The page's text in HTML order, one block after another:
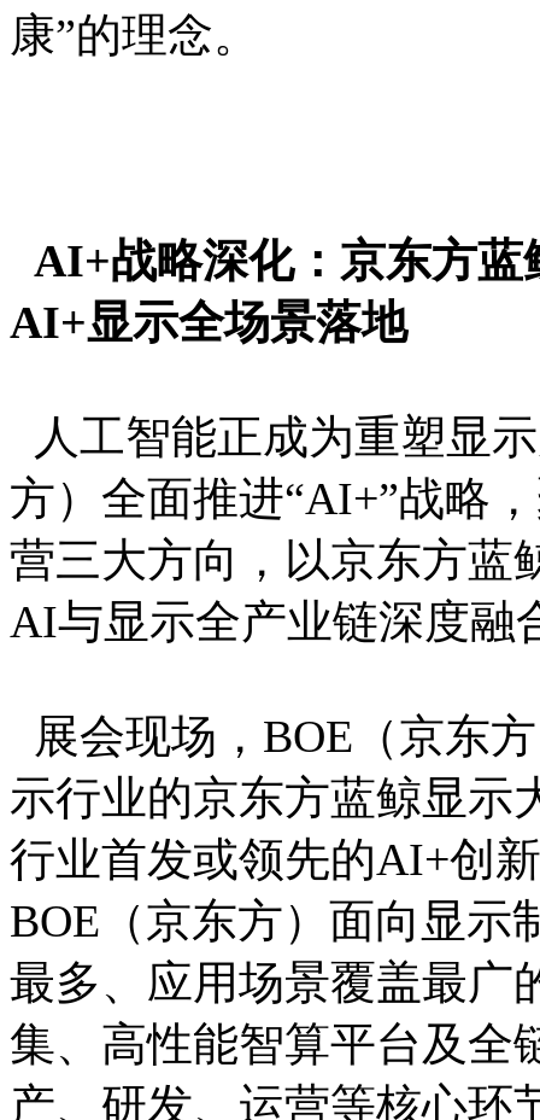
康”的理念。
AI+战略深化：京东方
AI+显示全场景落地
人工智能正成为重塑显
方）全面推进“AI+”战略
营三大方向，以京东方蓝
AI与显示全产业链深度融
展会现场，BOE（京东
示行业的京东方蓝鲸显示
行业首发或领先的AI+创
BOE（京东方）面向显示
最多、应用场景覆盖最广
集、高性能智算平台及全
产、研发、运营等核心环